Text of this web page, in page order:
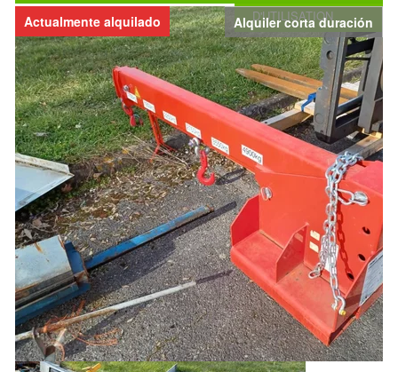
Alquiler corta duración
Actualmente alquilado
D'UTILISATION